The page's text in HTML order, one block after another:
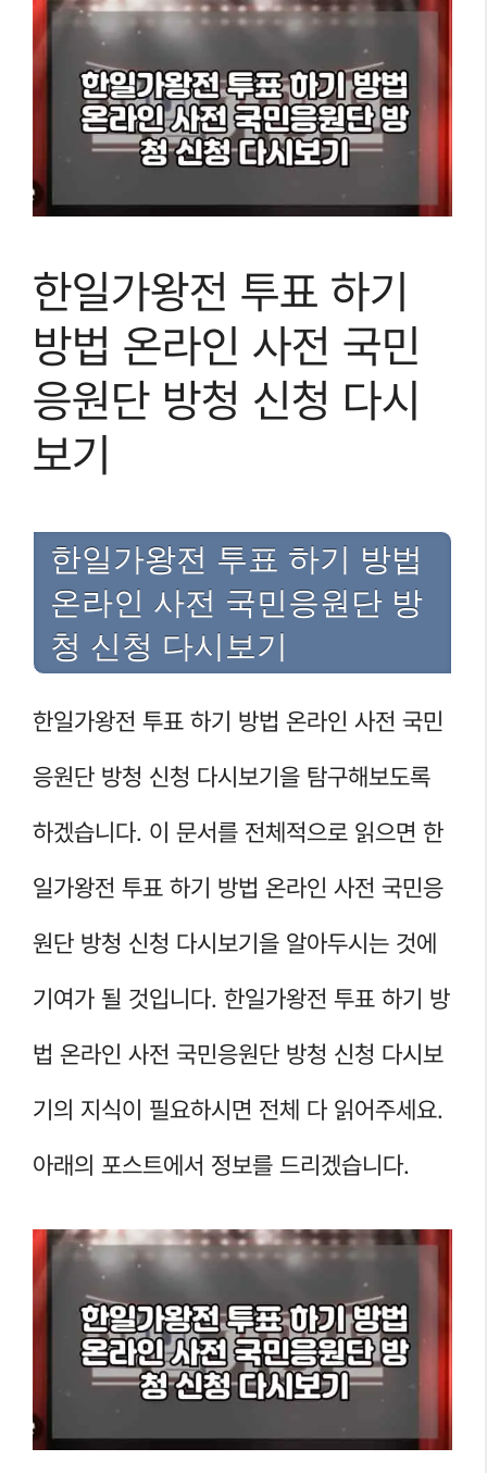
한일가왕전 투표 하기
방법 온라인 사전 국민
응원단 방청 신청 다시
보기
한일가왕전 투표 하기 방법
온라인 사전 국민응원단 방
청 신청 다시보기
한일가왕전 투표 하기 방법 온라인 사전 국민
응원단 방청 신청 다시보기을 탐구해보도록
하겠습니다. 이 문서를 전체적으로 읽으면 한
일가왕전 투표 하기 방법 온라인 사전 국민응
원단 방청 신청 다시보기을 알아두시는 것에
기여가 될 것입니다. 한일가왕전 투표 하기 방
법 온라인 사전 국민응원단 방청 신청 다시보
기의 지식이 필요하시면 전체 다 읽어주세요.
아래의 포스트에서 정보를 드리겠습니다.